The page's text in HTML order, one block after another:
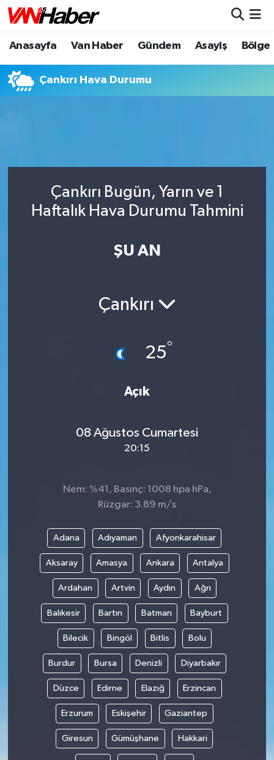
Anasayfa Van Haber Gündem Asayiş Bölge
Çankırı Hava Durumu
Çankırı Bugün, Yarın ve 1
Haftalık Hava Durumu Tahmini
ŞU AN
Çankırı
25°
Açık
08 Ağustos Cumartesi
20:15
Nem: %41, Basınç: 1008 hpa hPa,
Rüzgar: 3.89 m/s
Adana Adıyaman Afyonkarahisar
Aksaray Amasya Ankara Antalya
Ardahan Artvin Aydın Ağrı
Balıkesir Bartın Batman Bayburt
Bilecik Bingöl Bitlis Bolu
Burdur Bursa Denizli Diyarbakır
Düzce Edirne Elazığ Erzincan
Erzurum Eskişehir Gaziantep
Giresun Gümüşhane Hakkari
Nöbetçi Eczaneler
Hava Durumu
Son Dakika Haberleri